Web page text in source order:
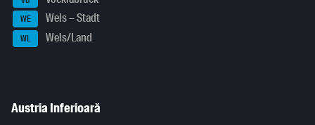
WE Wels – Stadt
WL Wels/Land
Austria Inferioară